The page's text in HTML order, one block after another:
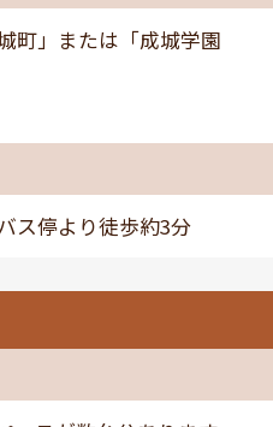
町」または「成城学園
ス停より徒歩約3分